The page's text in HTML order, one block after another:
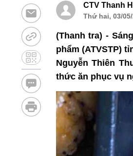
CTV Thanh
Thứ hai, 03/
(Thanh tra) -
phẩm (ATVSTP)
Nguyễn Thiên
thức ăn phục vụ